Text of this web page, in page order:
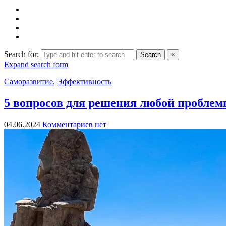
Search for: Search ×
Expand search form
Саморазвитие, Эффективность
5 вопросов для решения любой
04.06.2024 Комментариев нет